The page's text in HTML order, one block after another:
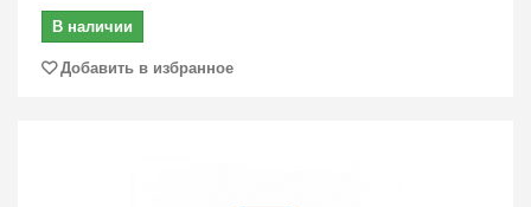
В наличии
Добавить в избранное